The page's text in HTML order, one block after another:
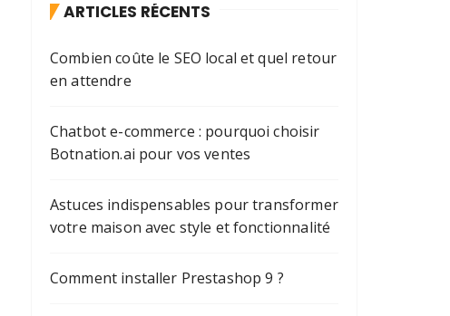
ARTICLES RÉCENTS
Combien coûte le SEO local et quel retour
en attendre
Chatbot e-commerce : pourquoi choisir
Botnation.ai pour vos ventes
Astuces indispensables pour transformer
votre maison avec style et fonctionnalité
Comment installer Prestashop 9 ?